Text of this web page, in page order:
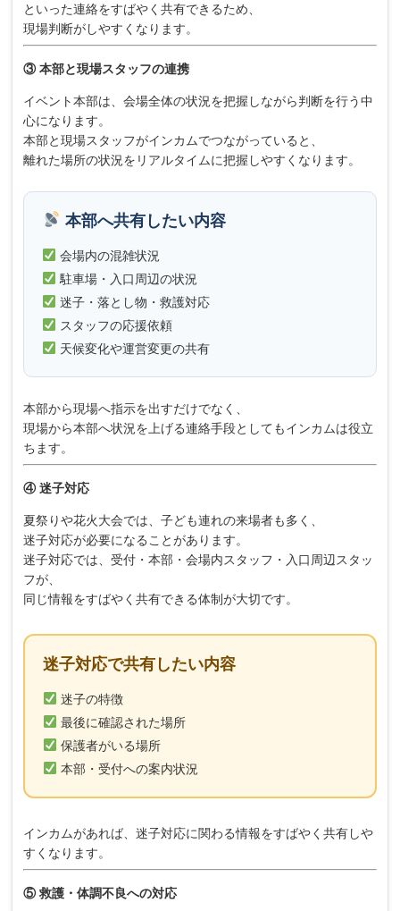
といった連絡をすばやく共有できるため、
現場判断がしやすくなります。
③ 本部と現場スタッフの連携
イベント本部は、会場全体の状況を把握しながら判断を行う中
心になります。
本部と現場スタッフがインカムでつながっていると、
離れた場所の状況をリアルタイムに把握しやすくなります。
本部へ共有したい内容
会場内の混雑状況
駐車場・入口周辺の状況
迷子・落とし物・救護対応
スタッフの応援依頼
天候変化や運営変更の共有
本部から現場へ指示を出すだけでなく、
現場から本部へ状況を上げる連絡手段としてもインカムは役立
ちます。
④ 迷子対応
夏祭りや花火大会では、子ども連れの来場者も多く、
迷子対応が必要になることがあります。
迷子対応では、受付・本部・会場内スタッフ・入口周辺スタッ
フが、
同じ情報をすばやく共有できる体制が大切です。
迷子対応で共有したい内容
迷子の特徴
最後に確認された場所
保護者がいる場所
本部・受付への案内状況
インカムがあれば、迷子対応に関わる情報をすばやく共有しや
すくなります。
⑤ 救護・体調不良への対応